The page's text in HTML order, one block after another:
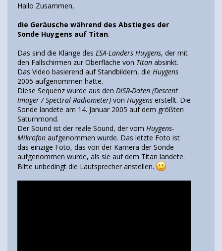
Hallo Zusammen,
die Geräusche während des Abstieges der
Sonde Huygens auf Titan.
Das sind die Klänge des ESA-Landers Huygens, der mit
den Fallschirmen zur Oberfläche von Titan absinkt.
Das Video basierend auf Standbildern, die Huygens
2005 aufgenommen hatte.
Diese Sequenz wurde aus den DISR-Daten (Descent
Imager / Spectral Radiometer) von Huygens erstellt. Die
Sonde landete am 14. Januar 2005 auf dem größten
Saturnmond.
Der Sound ist der reale Sound, der vom Huygens-
Mikrofon aufgenommen wurde. Das letzte Foto ist
das einzige Foto, das von der Kamera der Sonde
aufgenommen wurde, als sie auf dem Titan landete.
Bitte unbedingt die Lautsprecher anstellen.